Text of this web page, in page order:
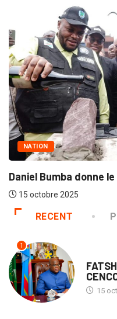
le coup de pioche...
RECENT
1
15